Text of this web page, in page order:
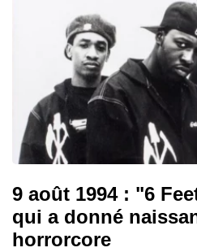
9 août 1994 : "6
qui a donné
horrorcore